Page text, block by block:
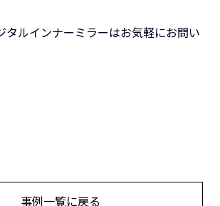
タルインナーミラーはお気軽にお問い
事例一覧に戻る